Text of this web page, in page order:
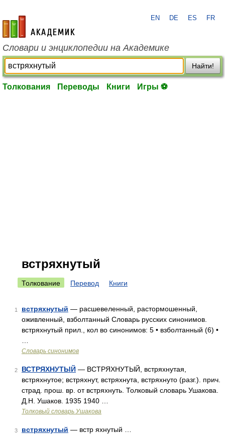
academic.ru
EN DE ES FR
Словари и энциклопедии на Академике
Найти!
Толкования Переводы Книги Игры ⚽
встряхнутый
Толкование Перевод Книги
1 встряхнутый — расшевеленный, растормошенный,
оживленный, взболтанный Словарь русских синонимов.
встряхнутый прил., кол во синонимов: 5 • взболтанный (6) •
Словарь синонимов
2 ВСТРЯХНУТЫЙ — ВСТРЯХНУТЫЙ, встряхнутая,
встряхнутое; встряхнут, встряхнута, встряхнуто (разг.). прич.
страд. прош. вр. от встряхнуть. Толковый словарь Ушакова.
Д.Н. Ушаков. 1935 1940 …
Толковый словарь Ушакова
3 встряхнутый — встр яхнутый …